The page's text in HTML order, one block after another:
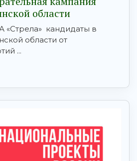
области
«Стрела» кандидаты в
области от
...